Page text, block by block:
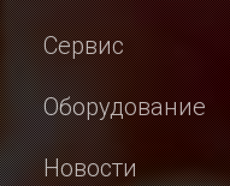
Сервис
Оборудование
Новости